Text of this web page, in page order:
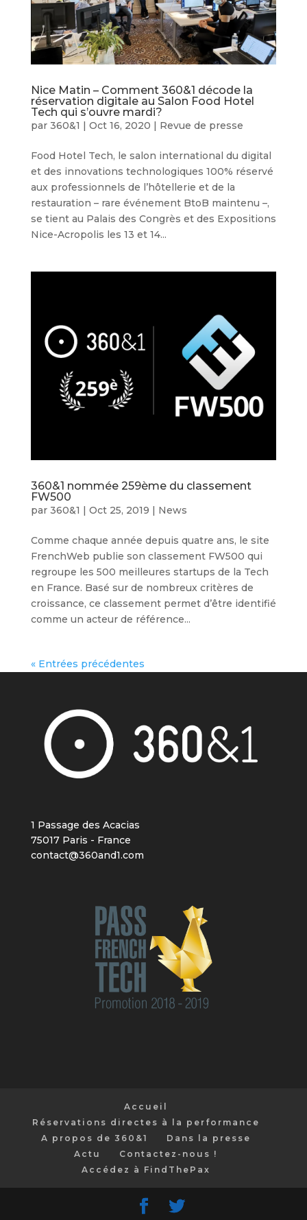
Nice Matin – Comment 360&1 décode la
réservation digitale au Salon Food Hotel
Tech qui s’ouvre mardi?
par 360&1 Oct 16, 2020 Revue de presse
Food Hotel Tech, le salon international du digital
et des innovations technologiques 100% réservé
aux professionnels de l’hôtellerie et de la
restauration – rare événement BtoB maintenu –,
se tient au Palais des Congrès et des Expositions
Nice-Acropolis les 13 et 14...
360&1 nommée 259ème du classement
FW500
par 360&1 | Oct 25, 2019 | News
Comme chaque année depuis quatre ans, le site
FrenchWeb publie son classement FW500 qui
regroupe les 500 meilleures startups de la Tech
en France. Basé sur de nombreux critères de
croissance, ce classement permet d’être identifié
comme un acteur de référence...
« Entrées précédentes
1 Passage des Acacias
75017 Paris - France
contact@360and1.com
Accueil
Réservations directes à la performance
A propos de 360&1
Dans la presse
Actu
Contactez-nous !
Accédez à FindThePax